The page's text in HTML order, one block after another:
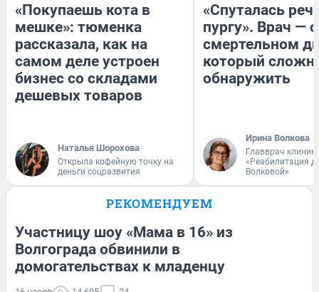
«Покупаешь кота в
мешке»: тюменка
рассказала, как на
самом деле устроен
бизнес со складами
дешевых товаров
Наталья Шорохова
Открыла кофейную точку на
деньги соцразвития
«Спуталась
пургу». Врач — о
смертельном
который
обнаружить
Ирина Волкова
Главврач
«Реабилитация
Волковой»
РЕКОМЕНДУЕМ
Участницу шоу «Мама в 16» из
Волгограда обвинили в
домогательствах к младенцу